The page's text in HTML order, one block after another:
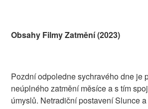
Obsahy Filmy Zatmění (2023)
Pozdní odpoledne sychravého dne je
neúplného zatmění měsíce a s tím
úmyslů. Netradiční postavení Slunce